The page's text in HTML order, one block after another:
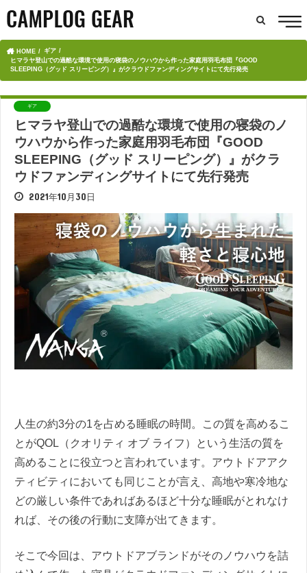
HOME
ギア
ヒマラヤ登山での過酷な環境で使用の寝袋のノウハウから作った家庭用羽毛布団『GOOD
SLEEPING（グッド スリーピング）』がクラウドファンディングサイトにて先行発売
ギア
ヒマラヤ登山での過酷な環境で使用の寝袋のノ
ウハウから作った家庭用羽毛布団『GOOD
SLEEPING（グッド スリーピング）』がクラ
ウドファンディングサイトにて先行発売
2021年10月30日
人生の約3分の1を占める睡眠の時間。この質を高めるこ
とがQOL（クオリティ オブ ライフ）という生活の質を
高めることに役立つと言われています。アウトドアアク
ティビティにおいても同じことが言え、高地や寒冷地な
どの厳しい条件であればあるほど十分な睡眠がとれなけ
れば、その後の行動に支障が出てきます。
そこで今回は、アウトドアブランドがそのノウハウを詰